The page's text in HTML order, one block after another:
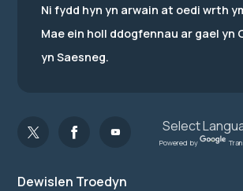
Dewislen Troedyn
Ni fydd hyn yn arwain at oedi wrth
Mae ein holl ddogfennau ar gael yn
yn Saesneg.
Powered by